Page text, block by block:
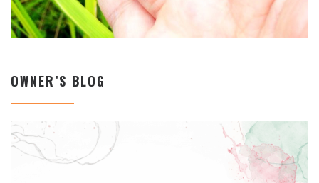
OWNER’S BLOG